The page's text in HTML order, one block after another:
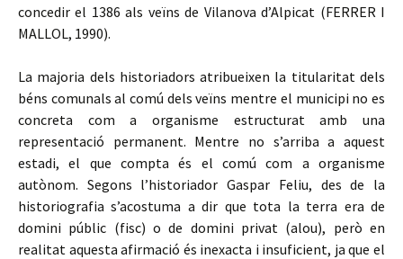
concedir el 1386 als veïns de Vilanova d’Alpicat (FERRER I
MALLOL, 1990).
La majoria dels historiadors atribueixen la titularitat dels
béns comunals al comú dels veïns mentre el municipi no es
concreta com a organisme estructurat amb una
representació permanent. Mentre no s’arriba a aquest
estadi, el que compta és el comú com a organisme
autònom. Segons l’historiador Gaspar Feliu, des de la
historiografia s’acostuma a dir que tota la terra era de
domini públic (fisc) o de domini privat (alou), però en
realitat aquesta afirmació és inexacta i insuficient, ja que el